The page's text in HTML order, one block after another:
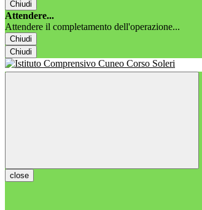
Chiudi
Attendere...
Attendere il completamento dell'operazione...
Chiudi
Chiudi
close